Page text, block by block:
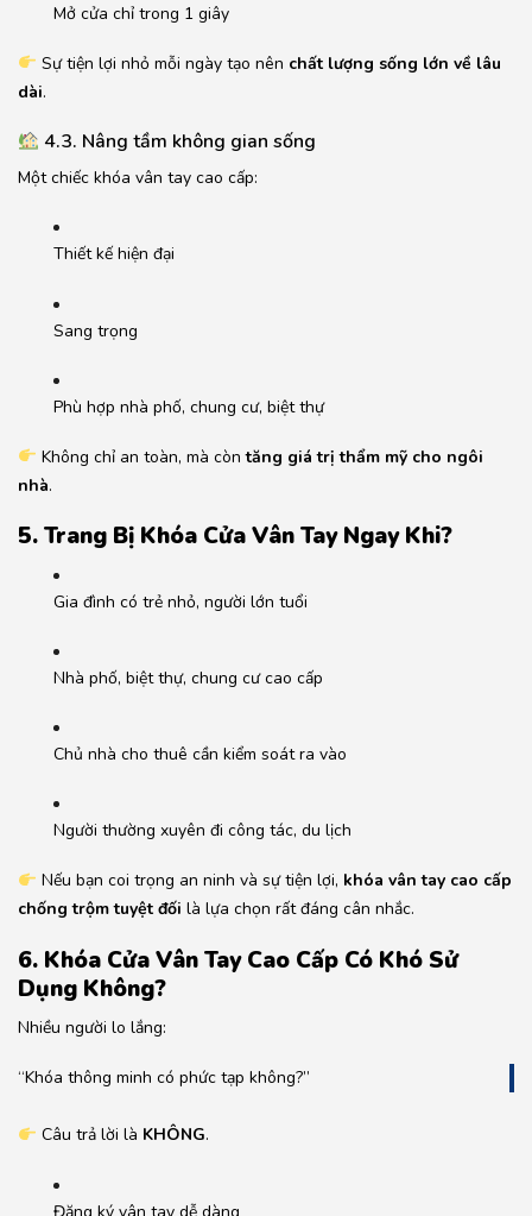
Mở cửa chỉ trong 1 giây
Sự tiện lợi nhỏ mỗi ngày tạo nên chất lượng sống lớn về lâu
dài.
4.3. Nâng tầm không gian sống
Một chiếc khóa vân tay cao cấp:
Thiết kế hiện đại
Sang trọng
Phù hợp nhà phố, chung cư, biệt thự
Không chỉ an toàn, mà còntăng giá trị thẩm mỹ cho ngôi
nhà.
5. Trang Bị Khóa Cửa Vân Tay Ngay Khi?
Gia đình có trẻ nhỏ, người lớn tuổi
Nhà phố, biệt thự, chung cư cao cấp
Chủ nhà cho thuê cần kiểm soát ra vào
Người thường xuyên đi công tác, du lịch
Nếu bạn coi trọng an ninh và sự tiện lợi, khóa vân tay cao cấp
chống trộm tuyệt đối là lựa chọn rất đáng cân nhắc.
6. Khóa Cửa Vân Tay Cao Cấp Có Khó Sử
Dụng Không?
Nhiều người lo lắng:
“Khóa thông minh có phức tạp không?”
Câu trả lời là KHÔNG.
Đăng ký vân tay dễ dàng